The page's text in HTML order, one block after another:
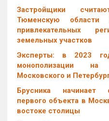
Застройщики
Тюменскую области
привлекательных
земельных участков
Эксперты: в 2023
монополизации на
Московского и
Брусника начинает
первого объекта в
востоке столицы